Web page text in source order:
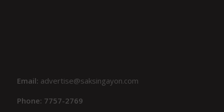
Email: advertise@saksingayon.com
Phone: 7757-2769